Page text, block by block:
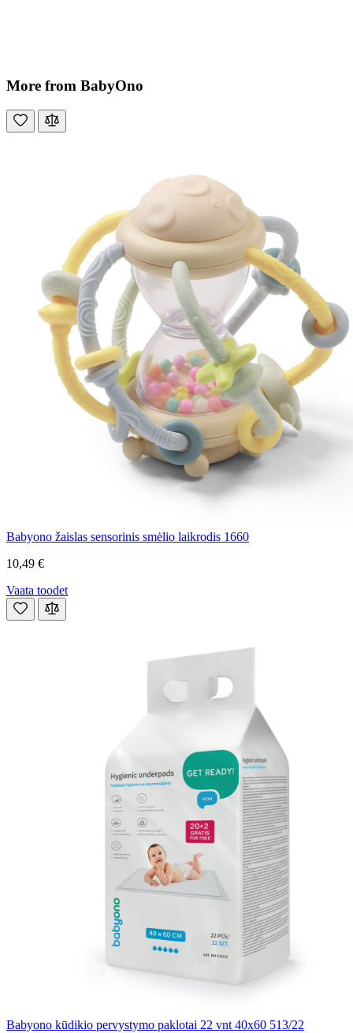
More from BabyOno
Babyono žaislas sensorinis smėlio laikrodis 1660
10,49 €
Vaata toodet
Babyono kūdikio pervystymo paklotai 22 vnt 40x60 513/22